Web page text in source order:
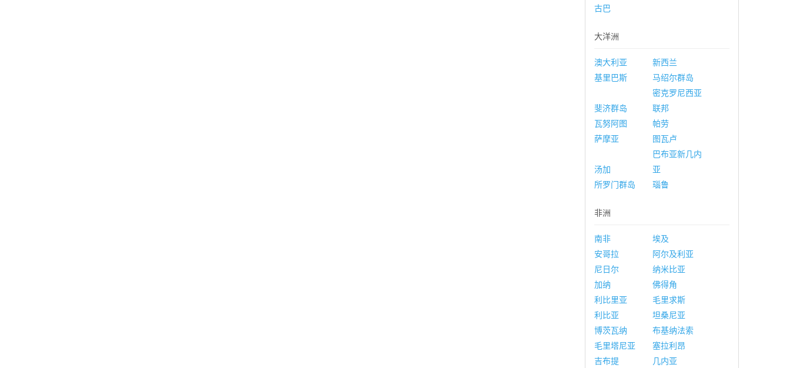
古巴
大洋洲
澳大利亚
新西兰
基里巴斯
马绍尔群岛
斐济群岛
密克罗尼西亚
联邦
瓦努阿图
帕劳
萨摩亚
图瓦卢
汤加
巴布亚新几内
亚
所罗门群岛
瑙鲁
非洲
南非
埃及
安哥拉
阿尔及利亚
尼日尔
纳米比亚
加纳
佛得角
利比里亚
毛里求斯
利比亚
坦桑尼亚
博茨瓦纳
布基纳法索
毛里塔尼亚
塞拉利昂
吉布提
几内亚